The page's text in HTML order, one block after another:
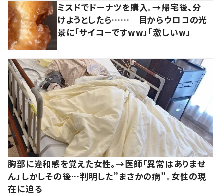
ミスドでドーナツを購入。→帰宅後、分
けようとしたら…… 目からウロコの光
景に「サイコーですww」「激しいw」
胸部に違和感を覚えた女性。→医師「異常はありませ
ん」しかしその後…判明した”まさかの病”。女性の現
在に迫る